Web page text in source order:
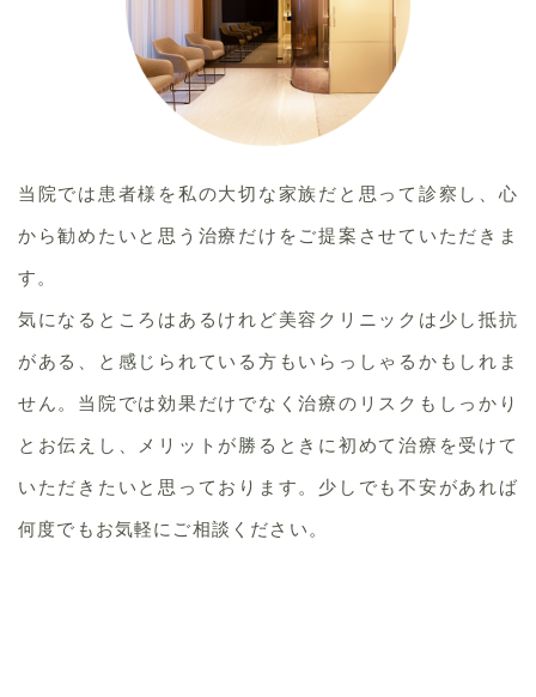
当院では患者様を私の大切な家族だと思って診察し、心
から勧めたいと思う治療だけをご提案させていただきま
す。
気になるところはあるけれど美容クリニックは少し抵抗
がある、と感じられている方もいらっしゃるかもしれま
せん。当院では効果だけでなく治療のリスクもしっかり
とお伝えし、メリットが勝るときに初めて治療を受けて
いただきたいと思っております。少しでも不安があれば
何度でもお気軽にご相談ください。